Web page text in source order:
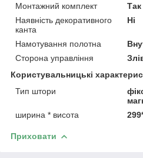
Монтажний комплект
Так
Наявність декоративного
канта
Ні
Намотування полотна
Сторона управління
Користувальницькі
Тип штори
ширина * висота
Приховати